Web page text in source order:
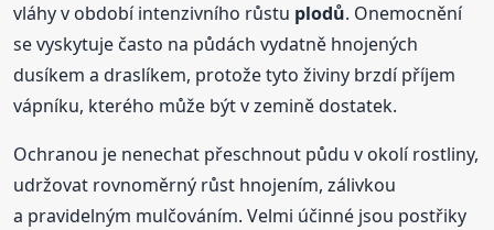
vláhy v období intenzivního růstu plodů. Onemocnění
se vyskytuje často na půdách vydatně hnojených
dusíkem a draslíkem, protože tyto živiny brzdí příjem
vápníku, kterého může být v zemině dostatek.
Ochranou je nenechat přeschnout půdu v okolí rostliny,
udržovat rovnoměrný růst hnojením, zálivkou
a pravidelným mulčováním. Velmi účinné jsou postřiky